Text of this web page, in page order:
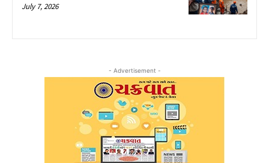
July 7, 2026
- Advertisement -